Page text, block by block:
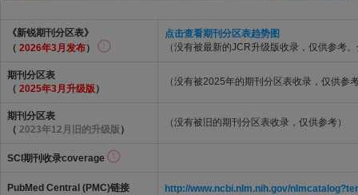
《新锐期刊分区表》
（ 2026年3月发布）
点击查看期刊分区表趋势图
（没有被最新的JCR升级版收录，仅供参考
期刊分区表
（ 2025年3月升级版 ）
（没有被2025年的期刊分区表收录，仅供参
期刊分区表
（ 2023年12月旧的升级版 ）
（没有被旧的期刊分区表收录，仅供参考）
SCI期刊收录coverage
PubMed Central (PMC)链接 http://www.ncbi.nlm.nih.gov/